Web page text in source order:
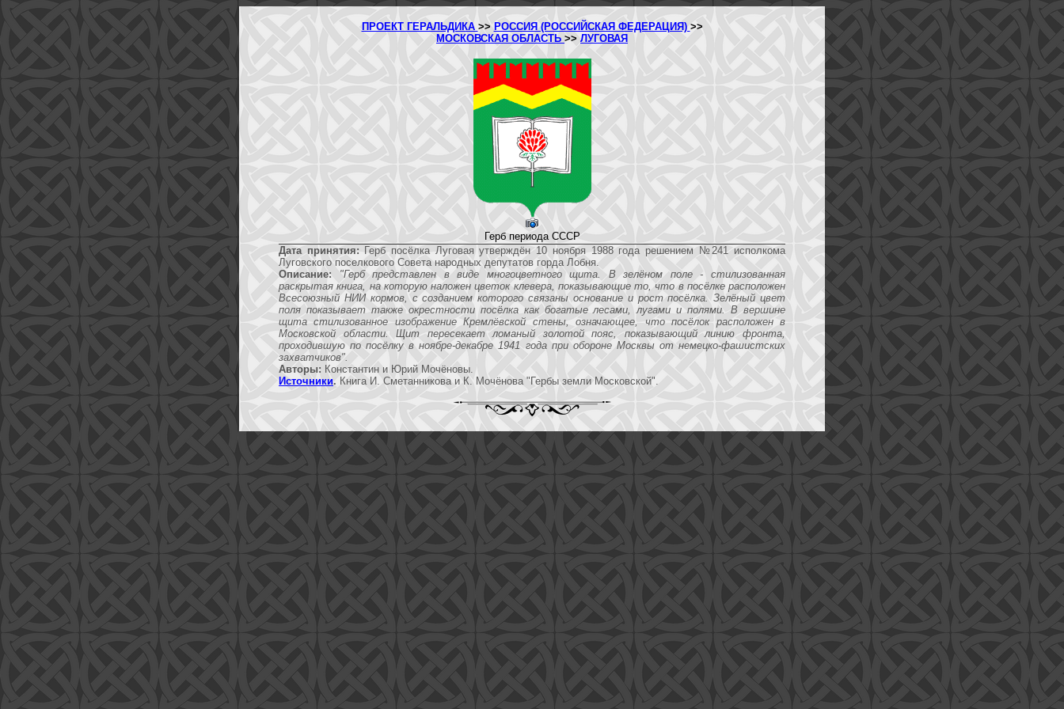
ПРОЕКТ ГЕРАЛЬДИКА >> РОССИЯ (РОССИЙСКАЯ ФЕДЕРАЦИЯ) >>
МОСКОВСКАЯ ОБЛАСТЬ >> ЛУГОВАЯ
Герб периода СССР
Дата принятия:Герб посёлка Луговая утверждён 10 ноября 1988 года решением №241 исполкома
Луговского поселкового Совета народных депутатов горда Лобня.
Описание:
"Герб представлен в виде многоцветного щита. В зелёном поле - стилизованная
раскрытая книга, на которую наложен цветок клевера, показывающие то, что в посёлке расположен
Всесоюзный НИИ кормов, с созданием которого связаны основание и рост посёлка. Зелёный цвет
поля показывает также окрестности посёлка как богатые лесами, лугами и полями. В вершине
щита стилизованное изображение Кремлёвской стены, означающее, что посёлок расположен в
Московской области. Щит пересекает ломаный золотой пояс, показывающий линию фронта,
проходившую по посёлку в ноябре-декабре 1941 года при обороне Москвы от немецко-фашистских
захватчиков".
Авторы: Константин и Юрий Мочёновы.
Источники. Книга И. Сметанникова и К. Мочёнова "Гербы земли Московской".